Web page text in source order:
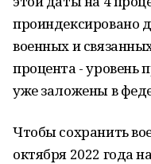
проиндексировано
военных и
процента - уровень
уже заложены в
Чтобы сохранить
октября 2022 года